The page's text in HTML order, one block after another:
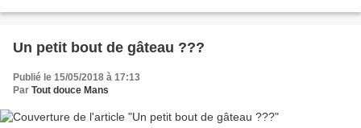
Un petit bout de gâteau ???
Publié le 15/05/2018 à 17:13
Par Tout douce Mans